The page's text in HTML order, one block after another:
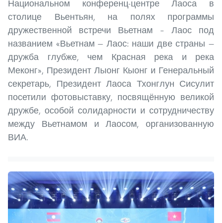
Национальном конференц-центре Лаоса в
столице Вьентьян, на полях программы
дружественной встречи Вьетнам – Лаос под
названием «Вьетнам — Лаос: наши две страны —
дружба глубже, чем Красная река и река
Меконг», Президент Лыонг Кыонг и Генеральный
секретарь, Президент Лаоса Тхонглун Сисулит
посетили фотовыставку, посвящённую великой
дружбе, особой солидарности и сотрудничеству
между Вьетнамом и Лаосом, организованную
ВИА.